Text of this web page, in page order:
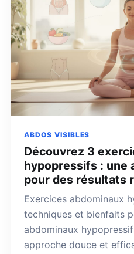
ABDOS VISIBLES
Découvrez 3
hypopressifs : une
pour des résultats
Exercices abdominaux
techniques et bienfaits
abdominaux
approche douce et